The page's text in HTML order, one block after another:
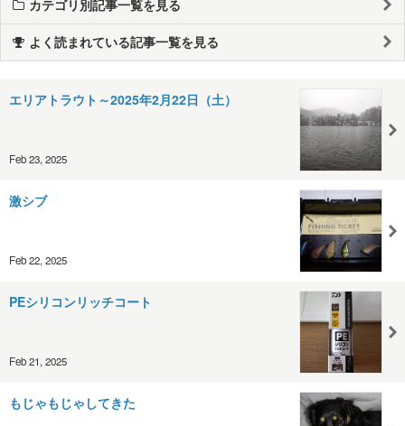
カテゴリ別記事一覧を見る
よく読まれている記事一覧を見る
エリアトラウト～2025年2月22日（土）
Feb 23, 2025
激シブ
Feb 22, 2025
PEシリコンリッチコート
Feb 21, 2025
もじゃもじゃしてきた